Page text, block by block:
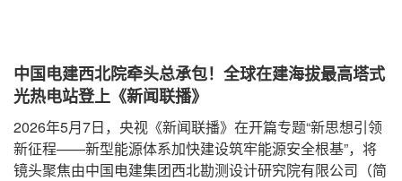
中国电建西北院牵头总承包！全球在建海拔最高塔式
光热电站登上《新闻联播》
2026年5月7日，央视《新闻联播》在开篇专题“新思想引领
新征程——新型能源体系加快建设筑牢能源安全根基”，将
镜头聚焦由中国电建集团西北勘测设计研究院有限公司（简